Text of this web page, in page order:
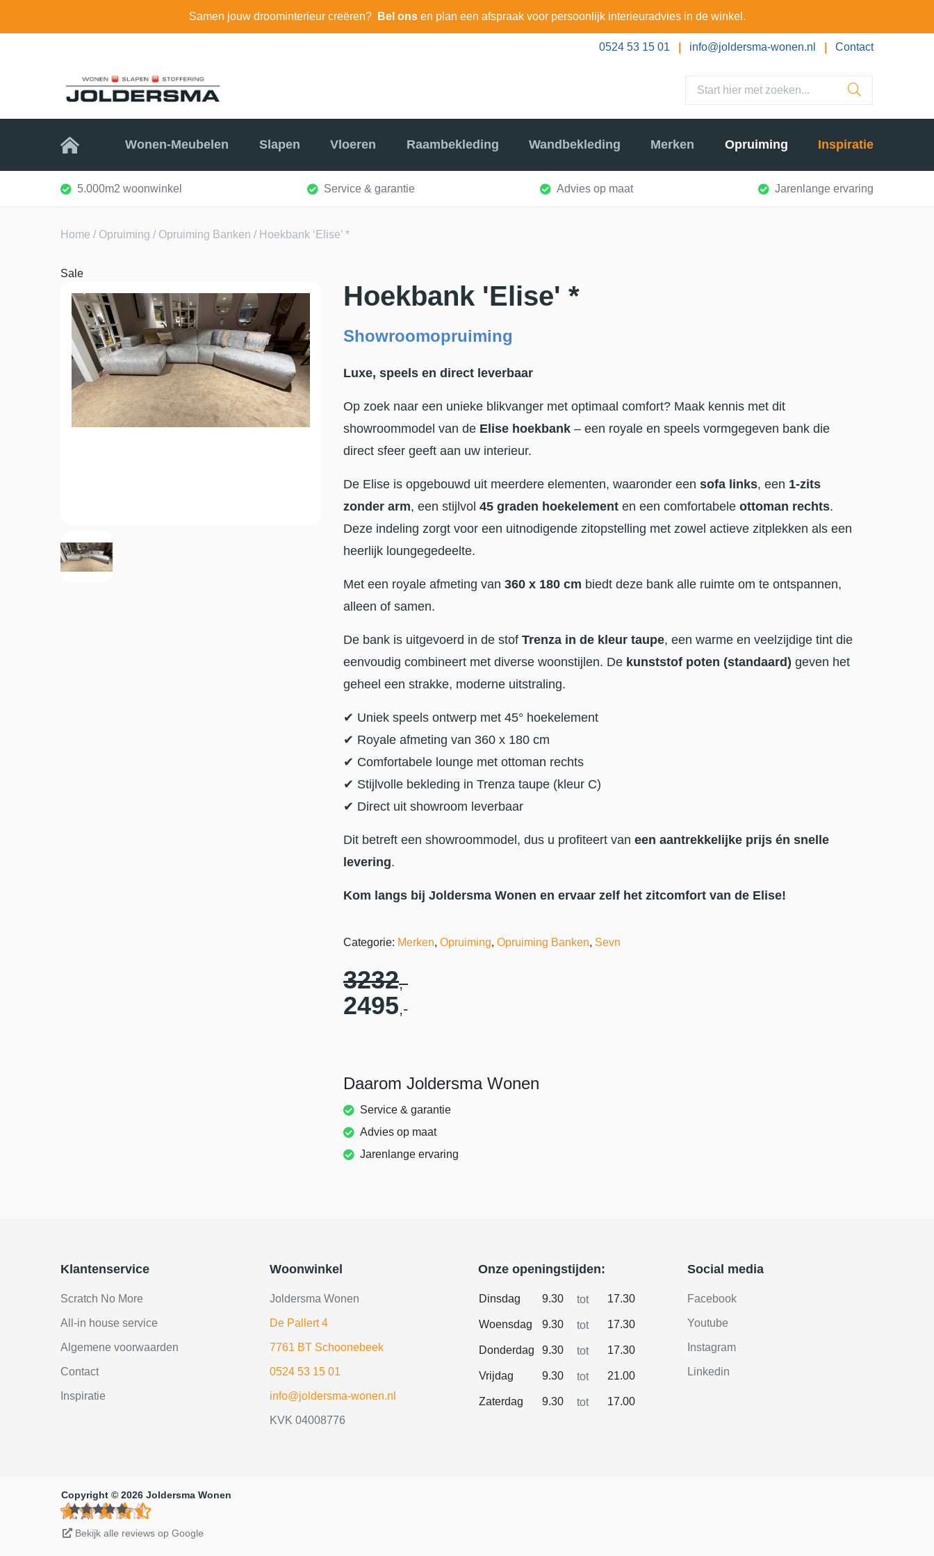
Samen jouw droominterieur creëren? Bel onsen plan een afspraak voor persoonlijk interieuradvies in de winkel.
0524 53 15 01 info@joldersma-wonen.nl Contact
Home Wonen-Meubelen Slapen Vloeren Raambekleding Wandbekleding Merken Opruiming Inspiratie
5.000m2 woonwinkel Service & garantie Advies op maat Jarenlange ervaring
Home / Opruiming / Opruiming Banken / Hoekbank ‘Elise’ *
Sale
Hoekbank 'Elise' *
Showroomopruiming
Luxe, speels en direct leverbaar
Op zoek naar een unieke blikvanger met optimaal comfort? Maak kennis met dit
showroommodel van de Elise hoekbank – een royale en speels vormgegeven bank die
direct sfeer geeft aan uw interieur.
De Elise is opgebouwd uit meerdere elementen, waaronder een sofa links, een 1-zits
zonder arm, een stijlvol 45 graden hoekelement en een comfortabele ottoman rechts.
Deze indeling zorgt voor een uitnodigende zitopstelling met zowel actieve zitplekken als een
heerlijk loungegedeelte.
Met een royale afmeting van 360 x 180 cm biedt deze bank alle ruimte om te ontspannen,
alleen of samen.
De bank is uitgevoerd in de stof Trenza in de kleur taupe, een warme en veelzijdige tint die
eenvoudig combineert met diverse woonstijlen. De kunststof poten (standaard) geven het
geheel een strakke, moderne uitstraling.
✔ Uniek speels ontwerp met 45° hoekelement
✔ Royale afmeting van 360 x 180 cm
✔ Comfortabele lounge met ottoman rechts
✔ Stijlvolle bekleding in Trenza taupe (kleur C)
✔ Direct uit showroom leverbaar
Dit betreft een showroommodel, dus u profiteert van een aantrekkelijke prijs én snelle
levering.
Kom langs bij Joldersma Wonen en ervaar zelf het zitcomfort van de Elise!
Categorie: Merken, Opruiming, Opruiming Banken, Sevn
3232,-
2495,-
Daarom Joldersma Wonen
Service & garantie
Advies op maat
Jarenlange ervaring
Klantenservice
Scratch No More
All-in house service
Algemene voorwaarden
Contact
Inspiratie
Woonwinkel
Joldersma Wonen
De Pallert 4
7761 BT Schoonebeek
0524 53 15 01
info@joldersma-wonen.nl
KVK 04008776
Onze openingstijden:
Dinsdag 9.30 tot 17.30
Woensdag 9.30 tot 17.30
Donderdag 9.30 tot 17.30
Vrijdag 9.30 tot 21.00
Zaterdag 9.30 tot 17.00
Social media
Facebook
Youtube
Instagram
Linkedin
Copyright © 2026 Joldersma Wonen
(4.6)
Bekijk alle reviews op Google